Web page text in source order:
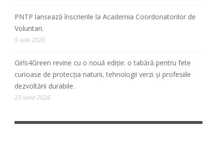
PNTP lansează înscrierile la Academia Coordonatorilor de
Voluntari.
9 iulie 2026
Girls4Green revine cu o nouă ediție: o tabără pentru fete
curioase de protecția naturii, tehnologii verzi și profesiile
dezvoltării durabile.
23 iunie 2026